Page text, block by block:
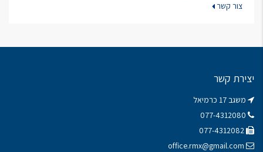
צור קשר
יצירת קשר
משגב 17 כרמיאל
office.rmx@gmail.com